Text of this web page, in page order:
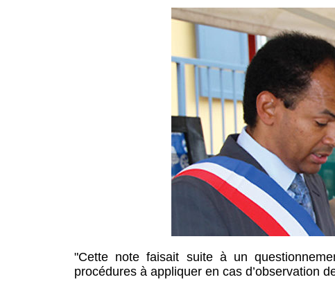
"Cette note faisait suite à un
procédures à appliquer en cas d’observation